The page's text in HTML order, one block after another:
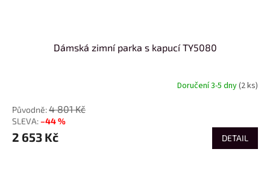
Dámská zimní parka s kapucí TY5080
Doručení 3-5 dny(2 ks)
4 801 Kč
–44 %
2 653 Kč DETAIL